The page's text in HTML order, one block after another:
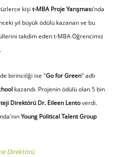
kişi t-MBA Proje Yarışması'nda
yıl büyük ödülü kazanan ve bu
takdim eden t-MBA Öğrencimiz
birinciilği ise "Go for Green" adlı
kazandı. Projenin ödülü olan 5 bin
Direktörü Dr. Eileen Lentoverdi.
Young Political Talent Group
Direktörü